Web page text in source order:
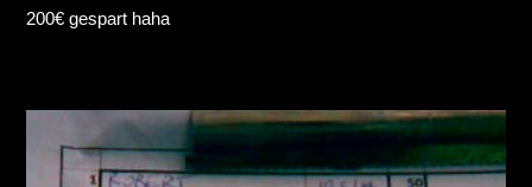
200€ gespart haha